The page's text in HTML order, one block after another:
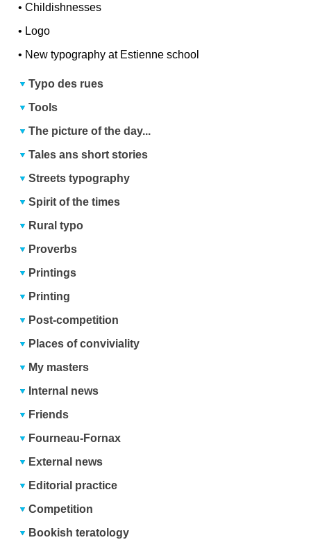
•Childishnesses
• Logo
• New typography at Estienne school
Typo des rues
Tools
The picture of the day...
Tales ans short stories
Streets typography
Spirit of the times
Rural typo
Proverbs
Printings
Printing
Post-competition
Places of conviviality
My masters
Internal news
Friends
Fourneau-Fornax
External news
Editorial practice
Competition
Bookish teratology